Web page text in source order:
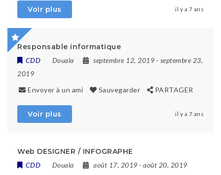
Voir plus il y a 7 ans
Responsable informatique
CDD Douala septembre 12, 2019 - septembre 23,
2019
Envoyer à un ami
Sauvegarder PARTAGER
Voir plus il y a 7 ans
Web DESIGNER / INFOGRAPHE
CDD Douala août 17, 2019 - août 20, 2019